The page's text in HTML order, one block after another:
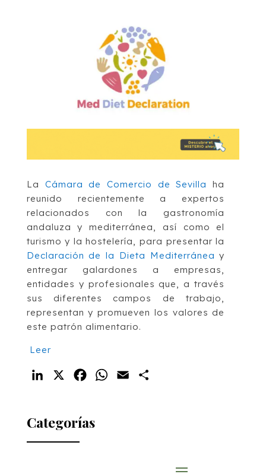
La Cámara de Comercio de Sevilla
ha
reunido recientemente a expertos
relacionados con la gastronomía
andaluza y mediterránea, así como el
turismo y la hostelería, para presentar la
Declaración de la Dieta Mediterránea y
entregar galardones a empresas,
entidades y profesionales que, a través
sus diferentes campos de trabajo,
representan y promueven los valores de
este patrón alimentario.
Leer
LinkedIn FacebookWhatsApp
Email
Categorías